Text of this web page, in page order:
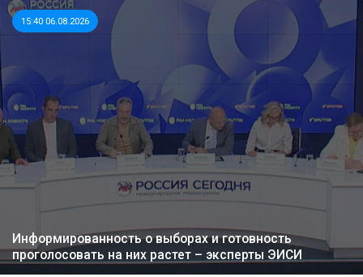
15:40 06.08.2026
Информированность о выборах и готовность
проголосовать на них растет – эксперты ЭИСИ